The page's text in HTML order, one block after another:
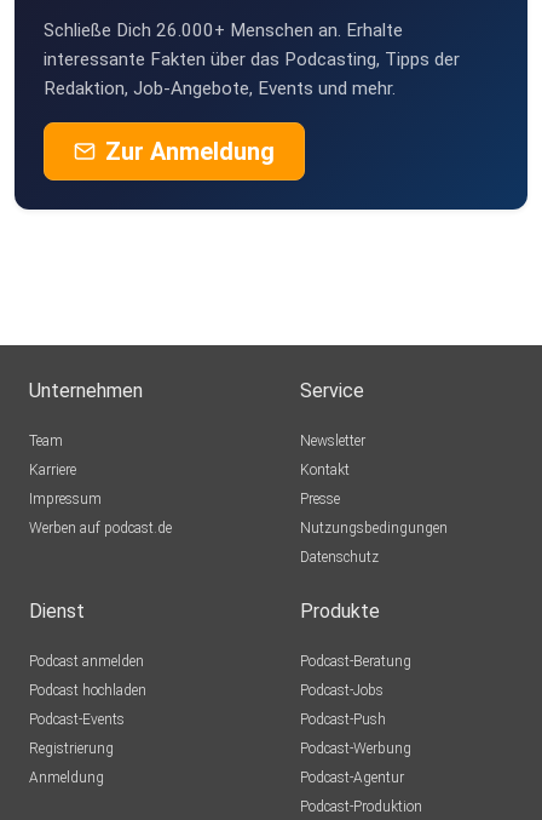
blx8vrjn
Radattel
Schließe Dich 26.000+ Menschen an. Erhalte
interessante Fakten über das Podcasting, Tipps der
Redaktion, Job-Angebote, Events und mehr.
Zur Anmeldung
Unternehmen
Team
Karriere
Impressum
Werben auf podcast.de
Service
Newsletter
Kontakt
Presse
Nutzungsbedingungen
Datenschutz
Dienst
Podcast anmelden
Podcast hochladen
Podcast-Events
Registrierung
Anmeldung
Produkte
Podcast-Beratung
Podcast-Jobs
Podcast-Push
Podcast-Werbung
Podcast-Agentur
Podcast-Produktion